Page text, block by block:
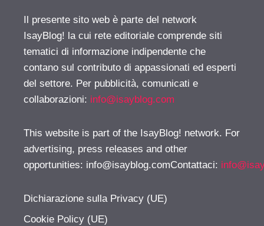
Il presente sito web è parte del network
IsayBlog! la cui rete editoriale comprende siti
tematici di informazione indipendente che
contano sul contributo di appassionati ed esperti
del settore. Per pubblicità, comunicati e
collaborazioni: info@isayblog.com
This website is part of the IsayBlog! network. For
advertising, press releases and other
opportunities: info@isayblog.comContattaci:
Dichiarazione sulla Privacy (UE)
Cookie Policy (UE)